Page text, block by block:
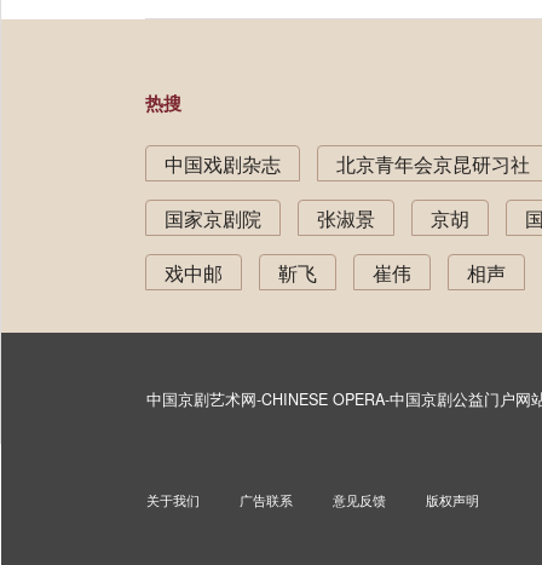
热搜
中国戏剧杂志
北京青年会京昆研习社
国家京剧院
张淑景 京胡
戏中邮
靳飞 崔伟 相声
中国京剧艺术网-CHINESE OPERA-中国京剧公益门户网
关于我们 广告联系 意见反馈 版权声明